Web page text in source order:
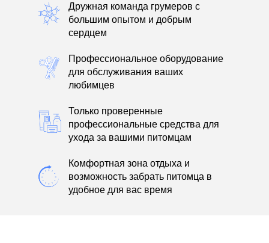
Дружная команда грумеров с
большим опытом и добрым
сердцем
Профессиональное оборудование
для обслуживания ваших
любимцев
Только проверенные
профессиональные средства для
ухода за вашими питомцам
Комфортная зона отдыха и
возможность забрать питомца в
удобное для вас время